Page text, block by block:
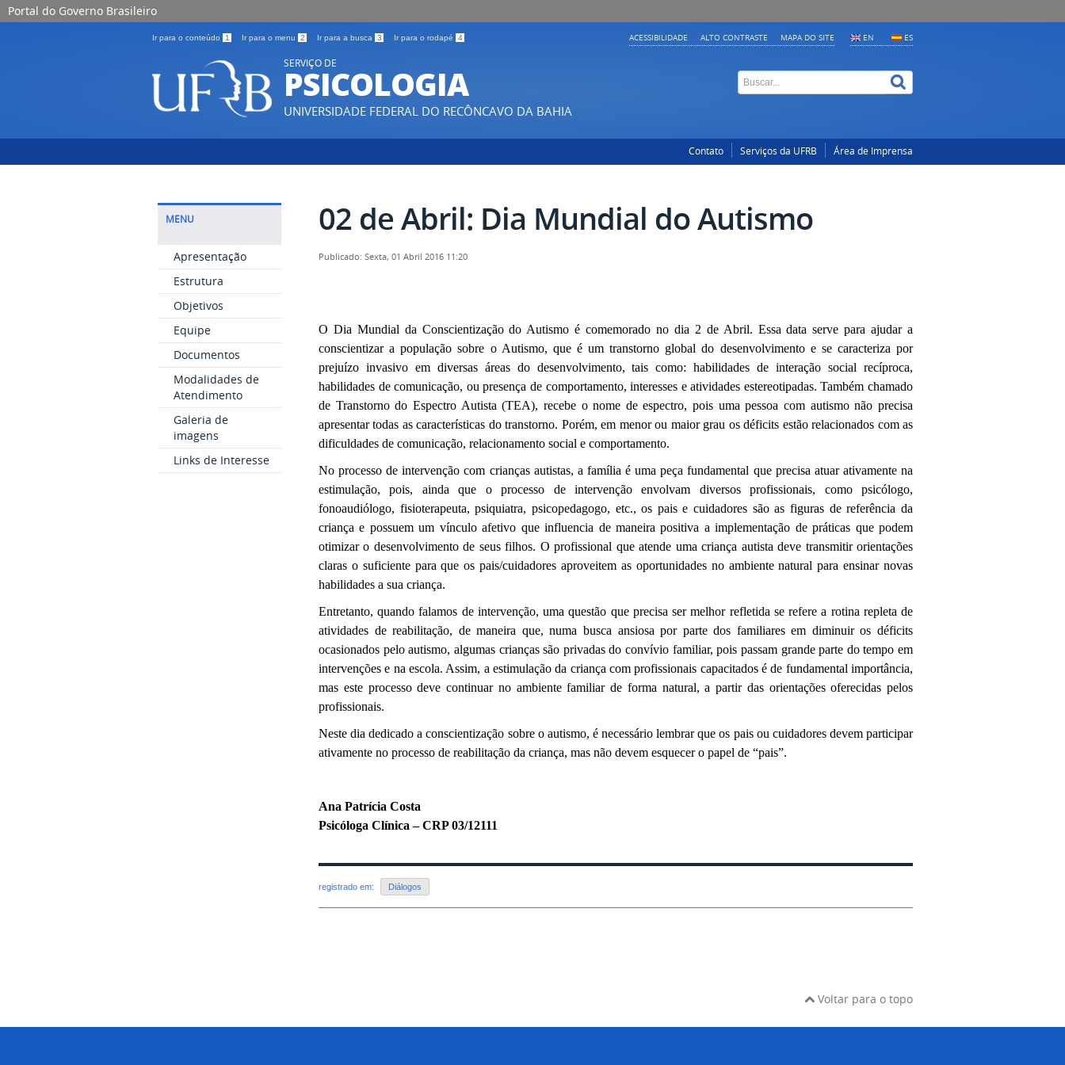
Portal do Governo Brasileiro
Ir para o conteúdo 1 Ir para o menu 2 Ir para a busca 3 Ir para o rodapé 4 EN ES
ACESSIBILIDADE ALTO CONTRASTE MAPA DO SITE
SERVIÇO DE
PSICOLOGIA
UNIVERSIDADE FEDERAL DO RECÔNCAVO DA BAHIA
Contato Serviços da UFRB Área de Imprensa
MENU
Apresentação
Estrutura
Objetivos
Equipe
Documentos
Modalidades de
Atendimento
Galeria de
imagens
Links de Interesse
02 de Abril: Dia Mundial do Autismo
Publicado: Sexta, 01 Abril 2016 11:20
O Dia Mundial da Conscientização do Autismo é comemorado no dia 2 de Abril. Essa data serve para ajudar a
conscientizar a população sobre o Autismo, que é um transtorno global do desenvolvimento e se caracteriza por
prejuízo invasivo em diversas áreas do desenvolvimento, tais como: habilidades de interação social recíproca,
habilidades de comunicação, ou presença de comportamento, interesses e atividades estereotipadas. Também chamado
de Transtorno do Espectro Autista (TEA), recebe o nome de espectro, pois uma pessoa com autismo não precisa
apresentar todas as características do transtorno. Porém, em menor ou maior grau os déficits estão relacionados com as
dificuldades de comunicação, relacionamento social e comportamento.
No processo de intervenção com crianças autistas, a família é uma peça fundamental que precisa atuar ativamente na
estimulação, pois, ainda que o processo de intervenção envolvam diversos profissionais, como psicólogo,
fonoaudiólogo, fisioterapeuta, psiquiatra, psicopedagogo, etc., os pais e cuidadores são as figuras de referência da
criança e possuem um vínculo afetivo que influencia de maneira positiva a implementação de práticas que podem
otimizar o desenvolvimento de seus filhos. O profissional que atende uma criança autista deve transmitir orientações
claras o suficiente para que os pais/cuidadores aproveitem as oportunidades no ambiente natural para ensinar novas
habilidades a sua criança.
Entretanto, quando falamos de intervenção, uma questão que precisa ser melhor refletida se refere a rotina repleta de
atividades de reabilitação, de maneira que, numa busca ansiosa por parte dos familiares em diminuir os déficits
ocasionados pelo autismo, algumas crianças são privadas do convívio familiar, pois passam grande parte do tempo em
intervenções e na escola. Assim, a estimulação da criança com profissionais capacitados é de fundamental importância,
mas este processo deve continuar no ambiente familiar de forma natural, a partir das orientações oferecidas pelos
profissionais.
Neste dia dedicado a conscientização sobre o autismo, é necessário lembrar que os pais ou cuidadores devem participar
ativamente no processo de reabilitação da criança, mas não devem esquecer o papel de “pais”.
Ana Patrícia Costa
Psicóloga Clínica – CRP 03/12111
registrado em: Diálogos
Voltar para o topo